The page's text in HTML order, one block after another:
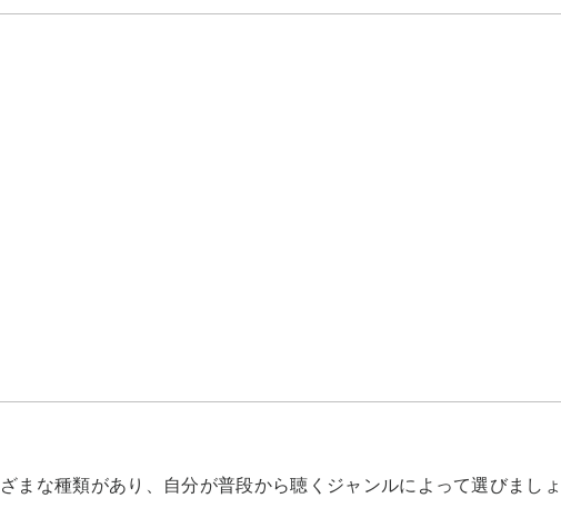
まな種類があり、自分が普段から聴くジャンルによって選びましょ